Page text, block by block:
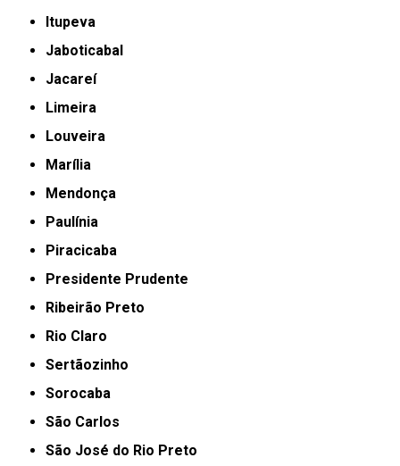
Itupeva
Jaboticabal
Jacareí
Limeira
Louveira
Marília
Mendonça
Paulínia
Piracicaba
Presidente Prudente
Ribeirão Preto
Rio Claro
Sertãozinho
Sorocaba
São Carlos
São José do Rio Preto